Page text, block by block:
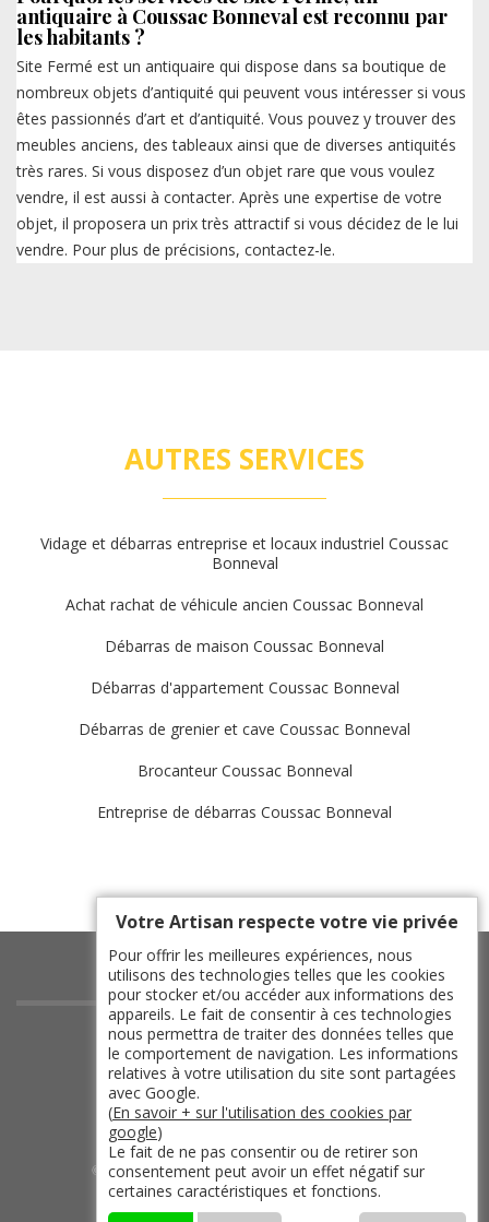
antiquaire à Coussac Bonneval est reconnu par
les habitants ?
Site Fermé est un antiquaire qui dispose dans sa boutique de
nombreux objets d’antiquité qui peuvent vous intéresser si vous
êtes passionnés d’art et d’antiquité. Vous pouvez y trouver des
meubles anciens, des tableaux ainsi que de diverses antiquités
très rares. Si vous disposez d’un objet rare que vous voulez
vendre, il est aussi à contacter. Après une expertise de votre
objet, il proposera un prix très attractif si vous décidez de le lui
vendre. Pour plus de précisions, contactez-le.
AUTRES SERVICES
Vidage et débarras entreprise et locaux industriel Coussac
Bonneval
Achat rachat de véhicule ancien Coussac Bonneval
Débarras de maison Coussac Bonneval
Débarras d'appartement Coussac Bonneval
Débarras de grenier et cave Coussac Bonneval
Brocanteur Coussac Bonneval
Entreprise de débarras Coussac Bonneval
indisponible
indisponible
indisponible
©2019 - 2026 TOUT DROIT RÉSERVÉ -
MENTIONS LÉGALES
Votre Artisan respecte votre vie privée
Pour offrir les meilleures expériences, nous
utilisons des technologies telles que les cookies
pour stocker et/ou accéder aux informations des
appareils. Le fait de consentir à ces technologies
nous permettra de traiter des données telles que
le comportement de navigation. Les informations
relatives à votre utilisation du site sont partagées
avec Google.
(En savoir + sur l'utilisation des cookies par
google)
Le fait de ne pas consentir ou de retirer son
consentement peut avoir un effet négatif sur
certaines caractéristiques et fonctions.